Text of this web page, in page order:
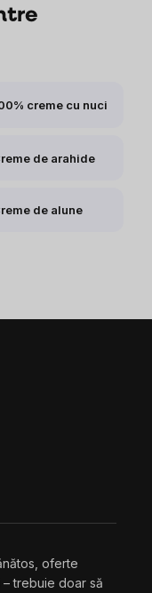
creme cu nuci
de arahide
de alune
oferte
trebuie doar să